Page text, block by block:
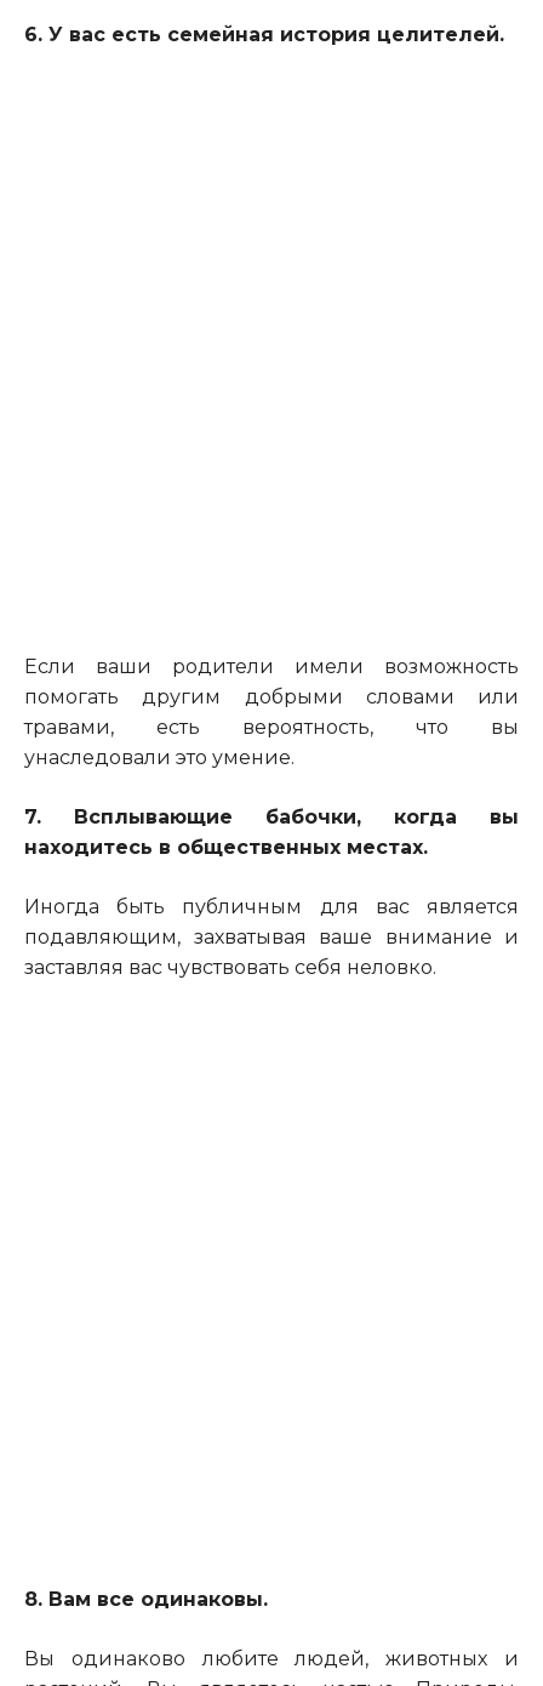
6. У вас есть семейная история целителей.
Если ваши родители имели возможность
помогать другим добрыми словами или
травами, есть вероятность, что вы
унаследовали это умение.
7. Всплывающие бабочки, когда вы
находитесь в общественных местах.
Иногда быть публичным для вас является
подавляющим, захватывая ваше внимание и
заставляя вас чувствовать себя неловко.
8. Вам все одинаковы.
Вы одинаково любите людей, животных и